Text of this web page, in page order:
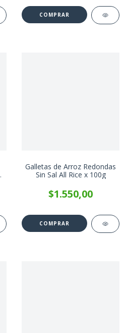
Galletas de Arroz Redondas
Sin Sal All Rice x 100g
$1.550,00